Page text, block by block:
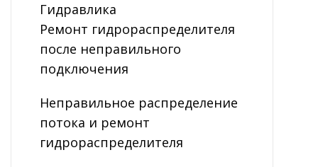
Гидравлика
Ремонт гидрораспределителя
после неправильного
подключения
Неправильное распределение
потока и ремонт
гидрораспределителя